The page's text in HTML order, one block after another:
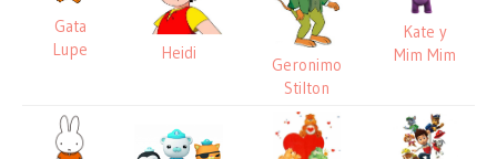
Gata
Lupe
Heidi
Geronimo
Stilton
Kate y
Mim Mim